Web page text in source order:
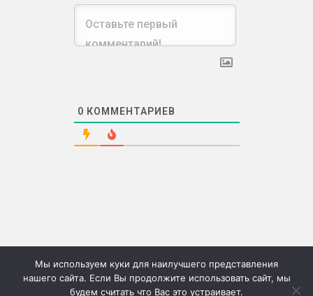
0 КОММЕНТАРИЕВ
Мы используем куки для наилучшего представления
нашего сайта. Если Вы продолжите использовать сайт, мы
будем считать что Вас это устраивает.